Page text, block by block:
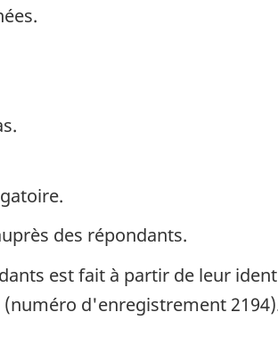
des répondants.
est fait à partir de leur
d'enregistrement